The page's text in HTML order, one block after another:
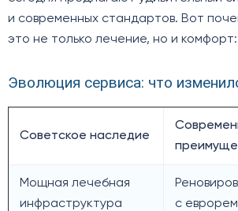
и современных стандартов. Вот
это не только лечение, но и комфорт:
Эволюция сервиса: что
Советское наследие
Мощная лечебная
инфраструктура
с